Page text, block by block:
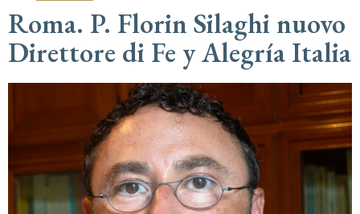
Roma. P. Florin Silaghi nuovo
Direttore di Fe y Alegría Italia